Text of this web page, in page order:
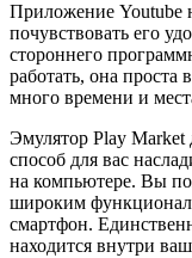
Приложение Youtube
почувствовать его
стороннего
работать, она проста
много времени и
Эмулятор Play
способ для вас
на компьютере. Вы
широким
смартфон.
находится внутри